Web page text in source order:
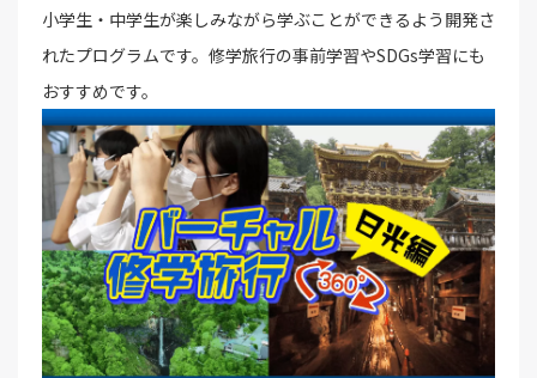
小学生・中学生が楽しみながら学ぶことができるよう開発さ
れたプログラムです。修学旅行の事前学習やSDGs学習にも
おすすめです。